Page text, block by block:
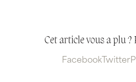
Cet article vous a plu ?
Facebook Twitter